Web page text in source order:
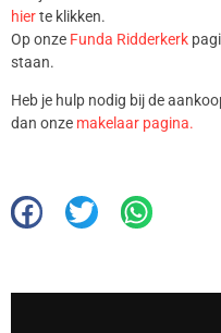
hierte klikken.
Op onze Funda Ridderkerk
staan.
Heb je hulp nodig bij de
dan onze makelaar pagina.